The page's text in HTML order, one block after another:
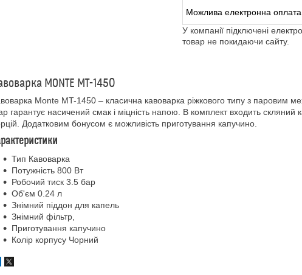
У компанії підключені
товар не покидаючи сайту.
MONTE MT-1450
Monte MT-1450 – класична кавоварка ріжкового типу з паровим
гарантує насичений смак і міцність напою. В комплект входить
Додатковим бонусом є можливість приготування капучино.
Тип Кавоварка
Потужність 800 Вт
Робочий тиск 3.5 бар
Об'єм 0.24 л
Знімний піддон для капель
Знімний фільтр,
Приготування капучино
Колір корпусу Чорний